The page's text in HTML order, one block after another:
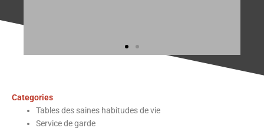
Categories
Tables des saines habitudes de vie
Service de garde